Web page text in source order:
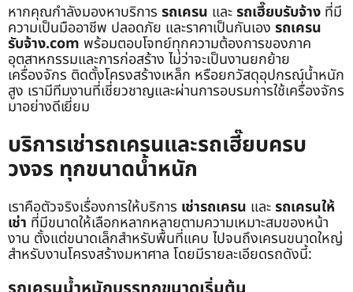
หากคุณกำลังมองหาบริการ รถเครน และรถเฮี๊ยบรับจ้าง ที่มี
ความเป็นมืออาชีพ ปลอดภัย และราคาเป็นกันเอง รถเครน
รับจ้าง.com พร้อมตอบโจทย์ทุกความต้องการของภาค
อุตสาหกรรมและการก่อสร้าง ไม่ว่าจะเป็นงานยกย้าย
เครื่องจักร ติดตั้งโครงสร้างเหล็ก หรือยกวัสดุอุปกรณ์น้ำหนัก
สูง เรามีทีมงานที่เชี่ยวชาญและผ่านการอบรมการใช้เครื่องจักร
มาอย่างดีเยี่ยม
บริการเช่ารถเครนและรถเฮี๊ยบครบ
วงจร ทุกขนาดน้ำหนัก
เราคือตัวจริงเรื่องการให้บริการ เช่ารถเครน และรถเครนให้
เช่า ที่มีขนาดให้เลือกหลากหลายตามความเหมาะสมของหน้า
งาน ตั้งแต่ขนาดเล็กสำหรับพื้นที่แคบ ไปจนถึงเครนขนาดใหญ่
สำหรับงานโครงสร้างมหาศาล โดยมีรายละเอียดรถดังนี้: